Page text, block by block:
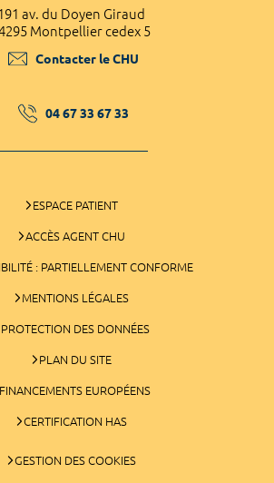
av. du Doyen Giraud
Montpellier cedex 5
Contacter le CHU
04 67 33 67 33
ESPACE PATIENT
ACCÈS AGENT CHU
: PARTIELLEMENT CONFORME
MENTIONS LÉGALES
PROTECTION DES DONNÉES
PLAN DU SITE
FINANCEMENTS EUROPÉENS
CERTIFICATION HAS
GESTION DES COOKIES